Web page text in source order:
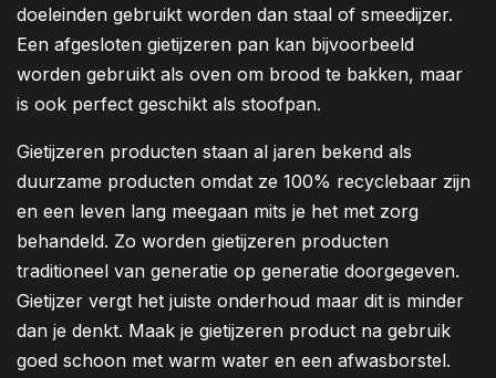
doeleinden gebruikt worden dan staal of smeedijzer.
Een afgesloten gietijzeren pan kan bijvoorbeeld
worden gebruikt als oven om brood te bakken, maar
is ook perfect geschikt als stoofpan.
Gietijzeren producten staan al jaren bekend als
duurzame producten omdat ze 100% recyclebaar zijn
en een leven lang meegaan mits je het met zorg
behandeld. Zo worden gietijzeren producten
traditioneel van generatie op generatie doorgegeven.
Gietijzer vergt het juiste onderhoud maar dit is minder
dan je denkt. Maak je gietijzeren product na gebruik
goed schoon met warm water en een afwasborstel.